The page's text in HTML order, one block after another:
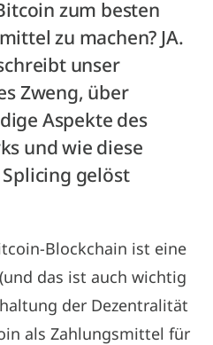
zum besten
zu machen? JA.
unser
Zweng, über
Aspekte des
und wie diese
gelöst
Blockchain ist eine
das ist auch wichtig
der Dezentralität
als Zahlungsmittel für